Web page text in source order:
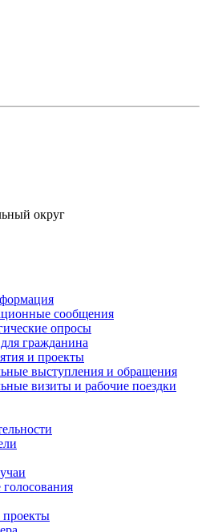
округ
сообщения
опросы
гражданина
и проекты
выступления и обращения
визиты и рабочие поездки